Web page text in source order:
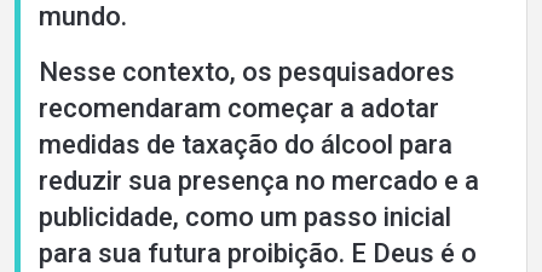
mundo.
Nesse contexto, os pesquisadores
recomendaram começar a adotar
medidas de taxação do álcool para
reduzir sua presença no mercado e a
publicidade, como um passo inicial
para sua futura proibição. E Deus é o